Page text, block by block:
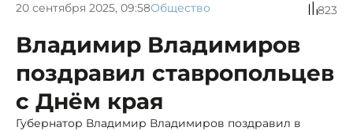
20 сентября 2025, 09:58Общество 823
Владимир Владимиров
поздравил ставропольцев
с Днём края
Губернатор Владимир Владимиров поздравил в